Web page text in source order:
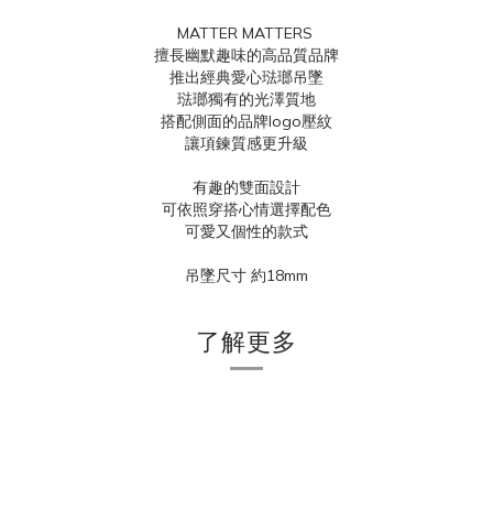
MATTER MATTERS
擅長幽默趣味的高品質品牌
推出經典愛心琺瑯吊墜
琺瑯獨有的光澤質地
搭配側面的品牌logo壓紋
讓項鍊質感更升級
有趣的雙面設計
可依照穿搭心情選擇配色
可愛又個性的款式
吊墜尺寸 約18mm
了解更多